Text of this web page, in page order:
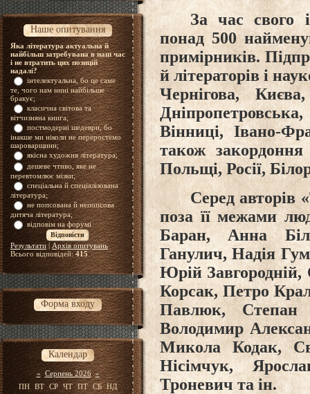
Наше опитування
Яка література актуальна й
найбільш затребувана в наш час
і не втратить цих позицій
надалі?
інтелектуальна, бо це саме
те, чого нам нині найбільше
бракує;
класична світова та
вітчизняна книга;
постмодерні шедеври, бо
інакше ми ніколи не переростемо
шароварщини;
якісна художня література;
дешеве чтиво, яке не
перевтомлює мізки;
спеціальна й спеціалізована
література;
не попсована й непопсова
дитяча література;
відповім на форумі
Результати|Архів опитувань
Всього відповідей:415
Форма входу
Календар
« Серпень 2026 »
ПН
ВТ СР ЧТ ПТ СБ
НД
За час свого
понад 500
примірників.
й літераторів і
Чернігова,
Вінниці, Івано-
також закордоння
Польщі, Росії,
Серед авторів
поза її межами
Баран, Анна
Ганулич, Надія
Юрій Завгородній,
Корсак, Петро
Павлюк,
Володимир
Микола Кодак,
Нісімчук,
Троневич та ін.